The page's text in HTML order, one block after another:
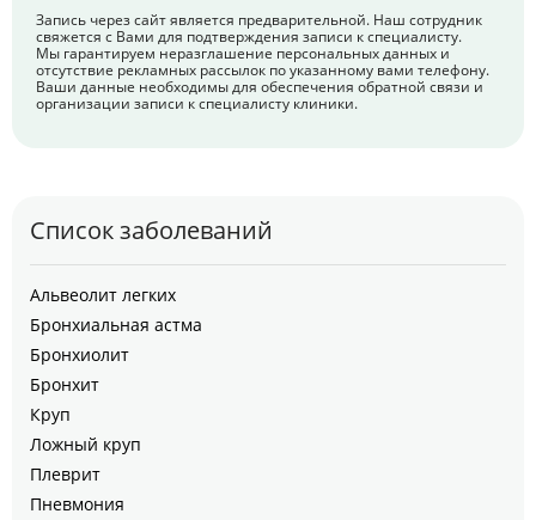
Запись через сайт является предварительной. Наш сотрудник
свяжется с Вами для подтверждения записи к специалисту.
Мы гарантируем неразглашение персональных данных и
отсутствие рекламных рассылок по указанному вами телефону.
Ваши данные необходимы для обеспечения обратной связи и
организации записи к специалисту клиники.
Список заболеваний
Альвеолит легких
Бронхиальная астма
Бронхиолит
Бронхит
Круп
Ложный круп
Плеврит
Пневмония